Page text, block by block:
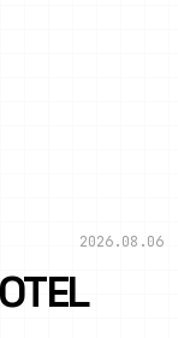
2026.08.06